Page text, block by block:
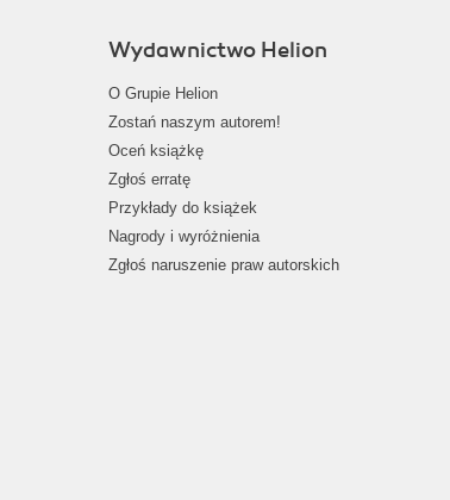
Wydawnictwo Helion
O Grupie Helion
Zostań naszym autorem!
Oceń książkę
Zgłoś erratę
Przykłady do książek
Nagrody i wyróżnienia
Zgłoś naruszenie praw autorskich